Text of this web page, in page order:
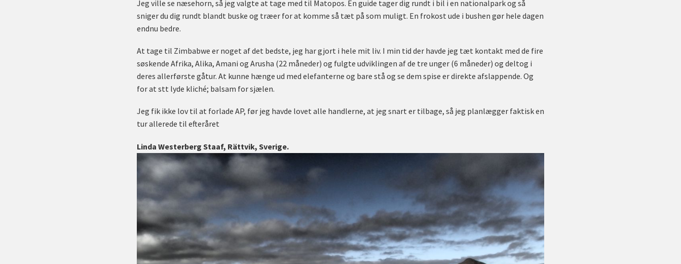
Jeg ville se næsehorn, så jeg valgte at tage med til Matopos. En guide tager dig rundt i bil i en nationalpark og så
sniger du dig rundt blandt buske og træer for at komme så tæt på som muligt. En frokost ude i bushen gør hele dagen
endnu bedre.
At tage til Zimbabwe er noget af det bedste, jeg har gjort i hele mit liv. I min tid der havde jeg tæt kontakt med de fire
søskende Afrika, Alika, Amani og Arusha (22 måneder) og fulgte udviklingen af de tre unger (6 måneder) og deltog i
deres allerførste gåtur. At kunne hænge ud med elefanterne og bare stå og se dem spise er direkte afslappende. Og
for at stt lyde kliché; balsam for sjælen.
Jeg fik ikke lov til at forlade AP, før jeg havde lovet alle handlerne, at jeg snart er tilbage, så jeg planlægger faktisk en
tur allerede til efteråret
Linda Westerberg Staaf, Rättvik, Sverige.